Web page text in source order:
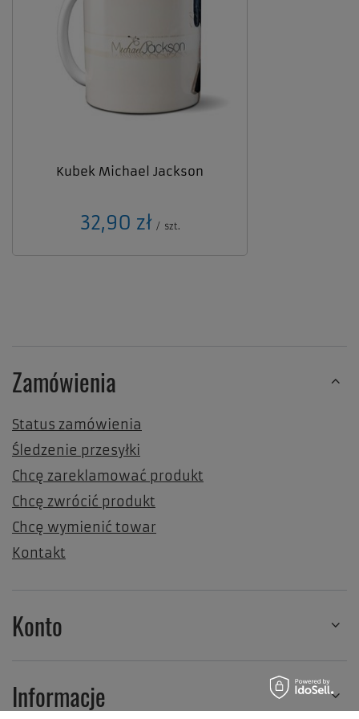
Kubek Michael Jackson
32,90 zł / szt.
Zamówienia
Status zamówienia
Śledzenie przesyłki
Chcę zareklamować produkt
Chcę zwrócić produkt
Chcę wymienić towar
Kontakt
Konto
Informacje